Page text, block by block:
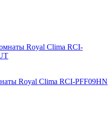
Royal Clima RCI-PFF09HN